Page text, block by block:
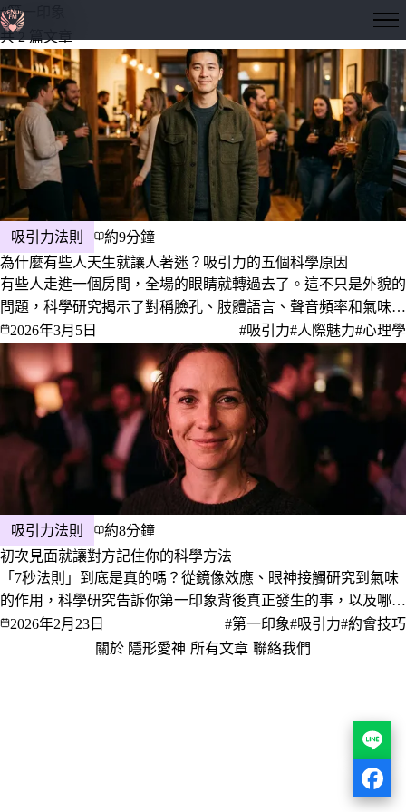
#第一印象
共 2 篇文章
吸引力法則
約9分鐘
為什麼有些人天生就讓人著迷？吸引力的五個科學原因
有些人走進一個房間，全場的眼睛就轉過去了。這不只是外貌的
問題，科學研究揭示了對稱臉孔、肢體語言、聲音頻率和氣味如
何共同打造出讓人難以抗拒的魅力。
2026年3月5日 #吸引力#人際魅力#心理學
吸引力法則
約8分鐘
初次見面就讓對方記住你的科學方法
「7秒法則」到底是真的嗎？從鏡像效應、眼神接觸研究到氣味
的作用，科學研究告訴你第一印象背後真正發生的事，以及哪些
做法真的有效。
2026年2月23日 #第一印象#吸引力#約會技巧
關於 隱形愛神 所有文章 聯絡我們